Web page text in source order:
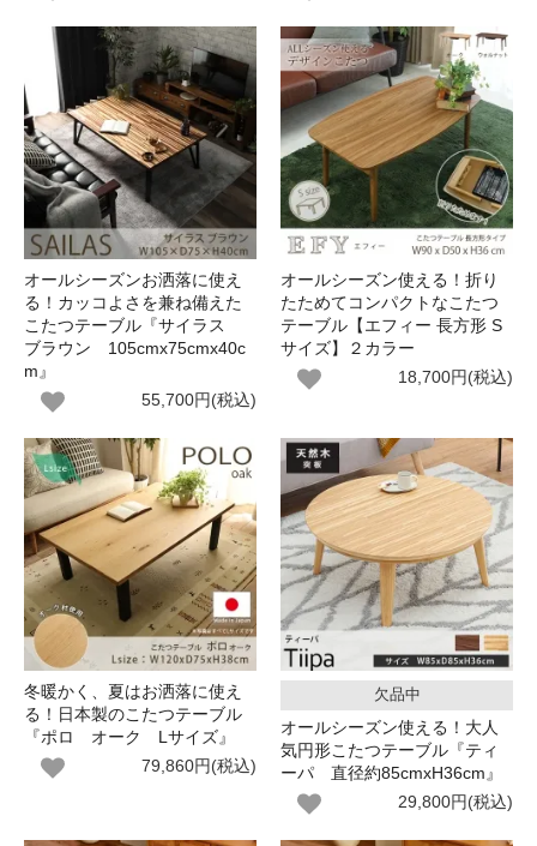
オールシーズンお洒落に使え
る！カッコよさを兼ね備えた
こたつテーブル『サイラス
ブラウン 105cmx75cmx40c
m』
55,700円(税込)
オールシーズン使える！折り
たためてコンパクトなこたつ
テーブル【エフィー 長方形 S
サイズ】２カラー
18,700円(税込)
冬暖かく、夏はお洒落に使え
る！日本製のこたつテーブル
『ポロ オーク Lサイズ』
79,860円(税込)
欠品中
オールシーズン使える！大人
気円形こたつテーブル『ティ
ーパ 直径約85cmxH36cm』
29,800円(税込)